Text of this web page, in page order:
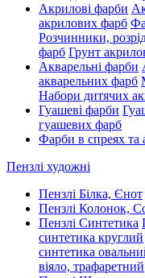
Акрилові фарби
акрилових фарб
Розчинники,
фарб Грунт
Акварельні фарби
акварельних фарб
Набори дитячих
Гуашеві фарби
гуашевих фарб
Фарби в спреях та
Пензлі художні
Пензлі Білка, Єнот
Пензлі Колонок,
Пензлі Синтетика
синтетика круглий
синтетика
віяло, трафаретний